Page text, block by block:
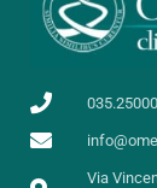
Via